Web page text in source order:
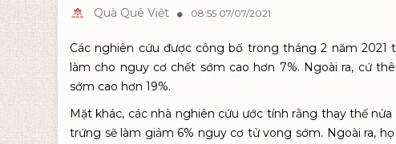
Quà Quê Việt 08:55 07/07/2021
Cácnghiên cứu được công bố trong tháng 2 năm 2021
làm cho nguy cơ chết sớm cao hơn 7%. Ngoài ra, cứ
sớm cao hơn 19%.
Mặt khác, các nhà nghiên cứu ước tính rằng thay thế
trứng sẽ làm giảm 6% nguy cơ tử vong sớm. Ngoài ra,